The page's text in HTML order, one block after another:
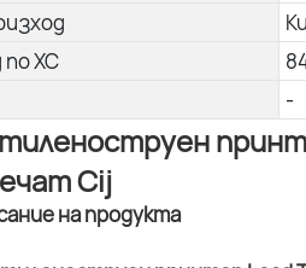
по ХС
-
Cij
на продукта